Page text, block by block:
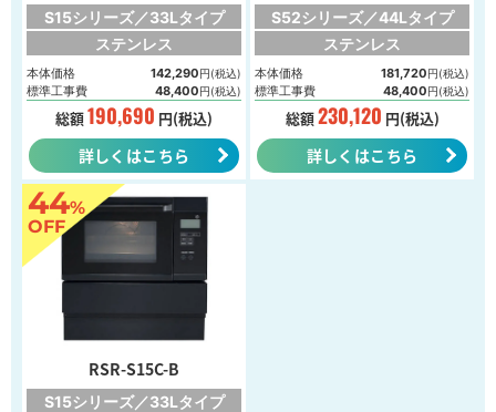
S15シリーズ／33Lタイプ
ステンレス
本体価格 142,290円(税込)
標準工事費 48,400円(税込)
総額190,690 円(税込)
詳しくはこちら
S52シリーズ／44Lタイプ
ステンレス
本体価格 181,720円(税込)
標準工事費 48,400円(税込)
総額230,120 円(税込)
詳しくはこちら
44%
OFF
RSR-S15C-B
S15シリーズ／33Lタイプ